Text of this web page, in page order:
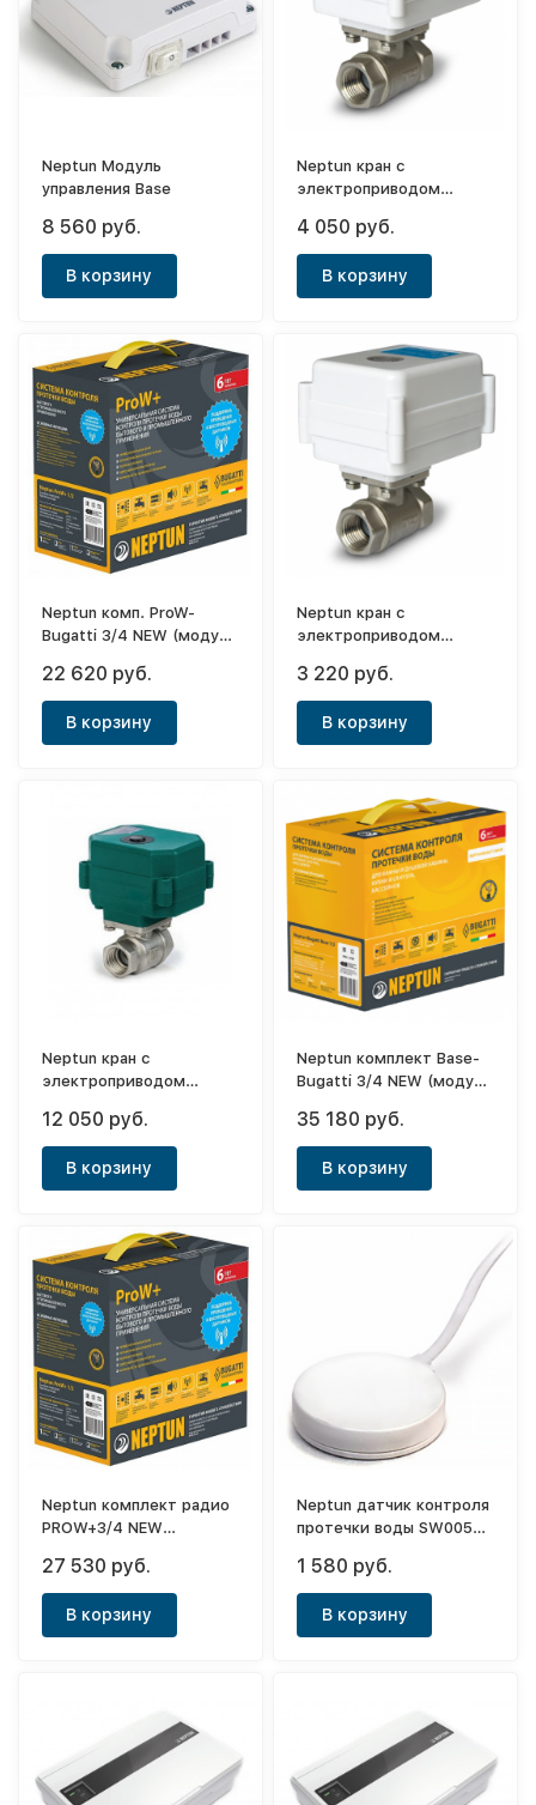
Neptun Модуль
управления Base
8 560 руб.
В корзину
Neptun кран с
электроприводом
4 050 руб.
В корзину
Neptun комп. ProW-
Bugatti 3/4 NEW (модуль
пров.3шт+кран с
эл.привод.12В.2шт)
22 620 руб.
В корзину
Neptun кран с
электроприводом
3 220 руб.
В корзину
Neptun кран с
электроприводом
12 050 руб.
В корзину
Neptun комплект Base-
Bugatti 3/4 NEW (модуль
пров.3шт+кран с
эл.привод.220В.2шт)
35 180 руб.
В корзину
Neptun комплект радио
PROW+3/4 NEW
с эл.прив.12В.2шт)
27 530 руб.
В корзину
Neptun датчик контроля
протечки воды SW005
1 580 руб.
В корзину